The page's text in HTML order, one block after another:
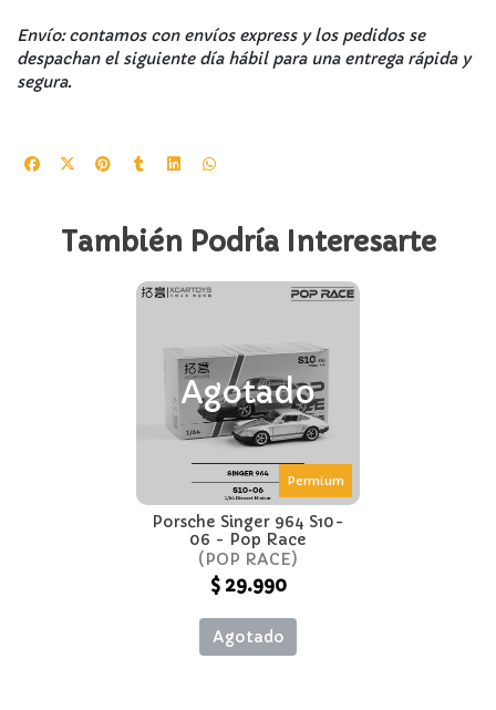
Envío: contamos con envíos express y los pedidos se
despachan el siguiente día hábil para una entrega rápida y
segura.
También Podría Interesarte
Permium
Agotado
Porsche Singer 964 S10-
06 - Pop Race
POP RACE
$ 29.990
Agotado